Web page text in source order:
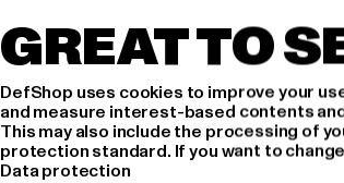
GREAT TO
DefShop uses cookies to improve your
and measure interest-based contents
This may also include the processing of
protection standard. If you want to
Data protection